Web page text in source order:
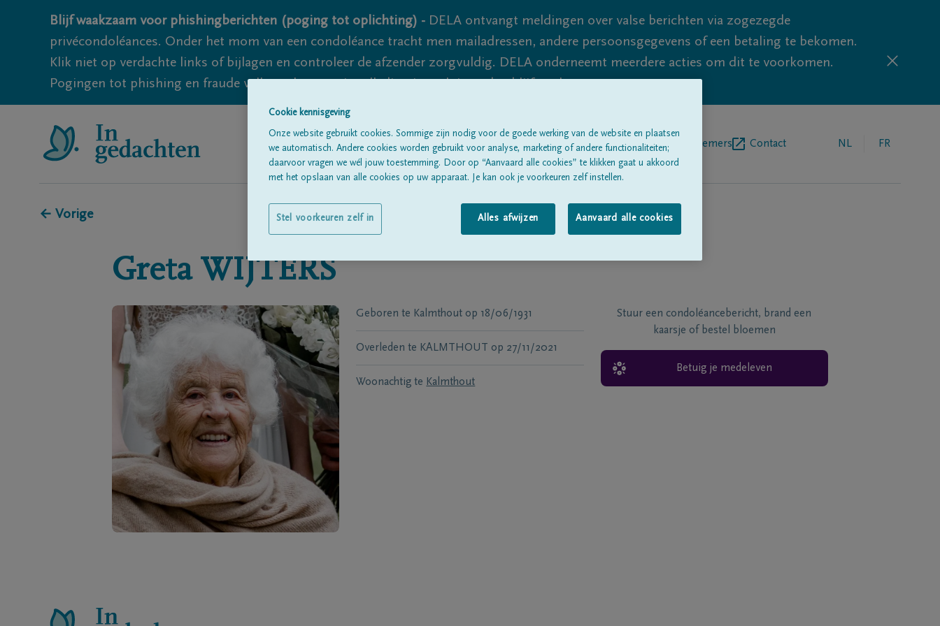
Blijf waakzaam voor phishingberichten (poging tot oplichting) - DELA ontvangt meldingen over valse berichten via zogezegde
privécondoléances. Onder het mom van een condoléance tracht men mailadressen, andere persoonsgegevens of een betaling te bekomen.
Klik niet op verdachte links of bijlagen en controleer de afzender zorgvuldig. DELA onderneemt meerdere acties om dit te voorkomen.
Pogingen tot phishing en fraude vallen echter nooit volledig uit te sluiten, dus blijf waakzaam.
Alle rouwberichtenOver onsBegrafenisondernemers Contact NL FR
← Vorige
Greta WIJTERS
Geboren te Kalmthout op 18/06/1931
Overleden te KALMTHOUT op 27/11/2021
Woonachtig te Kalmthout
Stuur een condoléancebericht, brand een
kaarsje of bestel bloemen
Betuig je medeleven
Cookie kennisgeving
Onze website gebruikt cookies. Sommige zijn nodig voor de goede werking van de website en plaatsen
we automatisch. Andere cookies worden gebruikt voor analyse, marketing of andere functionaliteiten;
daarvoor vragen we wél jouw toestemming. Door op “Aanvaard alle cookies” te klikken gaat u akkoord
met het opslaan van alle cookies op uw apparaat. Je kan ook je voorkeuren zelf instellen.
Alles afwijzen Aanvaard alle cookies
Stel voorkeuren zelf in